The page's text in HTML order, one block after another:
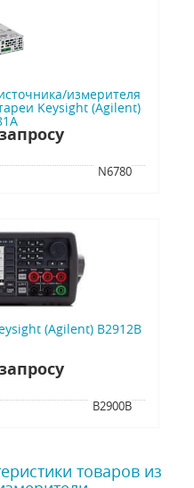
измерителя
Keysight (Agilent)
N6780
(Agilent) B2912B
B2900B
товаров из